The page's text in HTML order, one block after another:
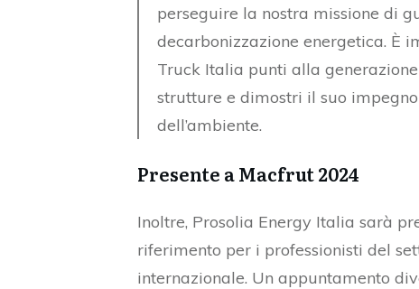
perseguire la nostra missione di
decarbonizzazione energetica. È
Truck Italia punti alla
strutture e dimostri il suo
dell’ambiente.
Presente a Macfrut 2024
Inoltre, Prosolia Energy Italia sarà
riferimento per i professionisti del
internazionale. Un appuntamento